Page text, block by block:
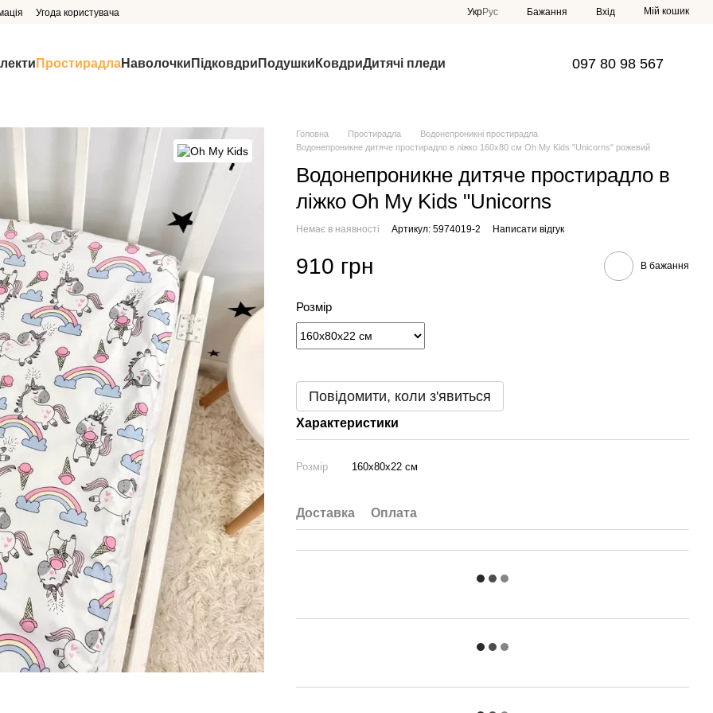
Угода користувача УкрРус Бажання Вхід Мій кошик
ПростирадлаНаволочки Підковдри Подушки КовдриДитячі пледи 097 80 98 567
Головна Простирадла
Водонепроникні простирадла
Водонепроникне дитяче простирадло в ліжко 160х80 см Oh My Kids "Unicorns" рожевий
Водонепроникне дитяче простирадло в
ліжко Oh My Kids "Unicorns
Немає в наявності Артикул: 5974019-2 Написати відгук
910 грн В бажання
Розмір
Повідомити, коли з'явиться
Характеристики
Розмір 160х80х22 см
Доставка Оплата